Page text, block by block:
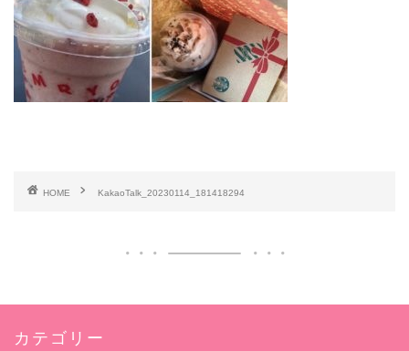
HOME KakaoTalk_20230114_181418294
カテゴリー